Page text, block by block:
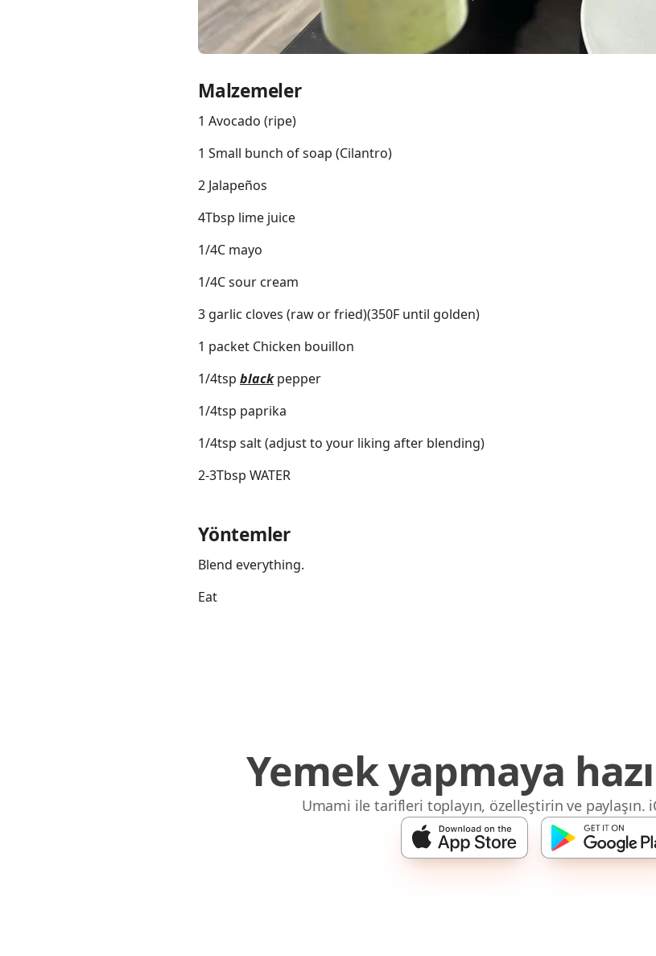
Malzemeler
1 Avocado (ripe)
1 Small bunch of soap (Cilantro)
2 Jalapeños
4Tbsp lime juice
1/4C mayo
1/4C sour cream
3 garlic cloves (raw or fried)(350F until golden)
1 packet Chicken bouillon
1/4tsp blackpepper
1/4tsp paprika
1/4tsp salt (adjust to your liking after blending)
2-3Tbsp WATER
Yöntemler
Blend everything.
Eat
Yemek yapmaya
Umami ile tarifleri toplayın, özelleştirin ve paylaşın.